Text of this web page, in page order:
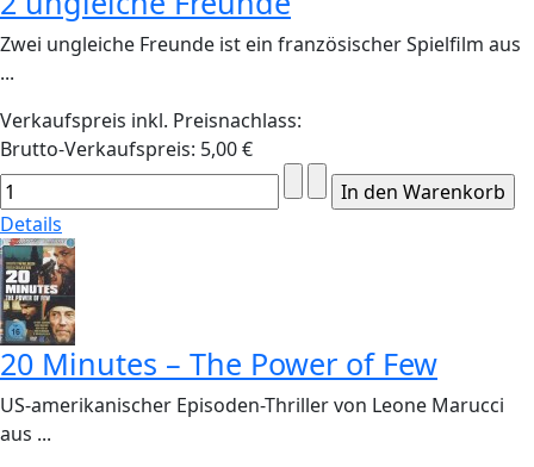
Zwei ungleiche Freunde ist ein französischer Spielfilm aus
...
Verkaufspreis inkl. Preisnachlass:
Brutto-Verkaufspreis: 5,00 €
Details
20 Minutes – The Power of Few
US-amerikanischer Episoden-Thriller von Leone Marucci
aus ...